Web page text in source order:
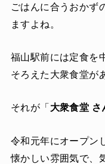
ごはんに合うおかず
ますよね。
福山駅前には定食を
そろえた大衆食堂が
それが「 大衆食堂 さ
令和元年にオープン
懐かしい雰囲気で、